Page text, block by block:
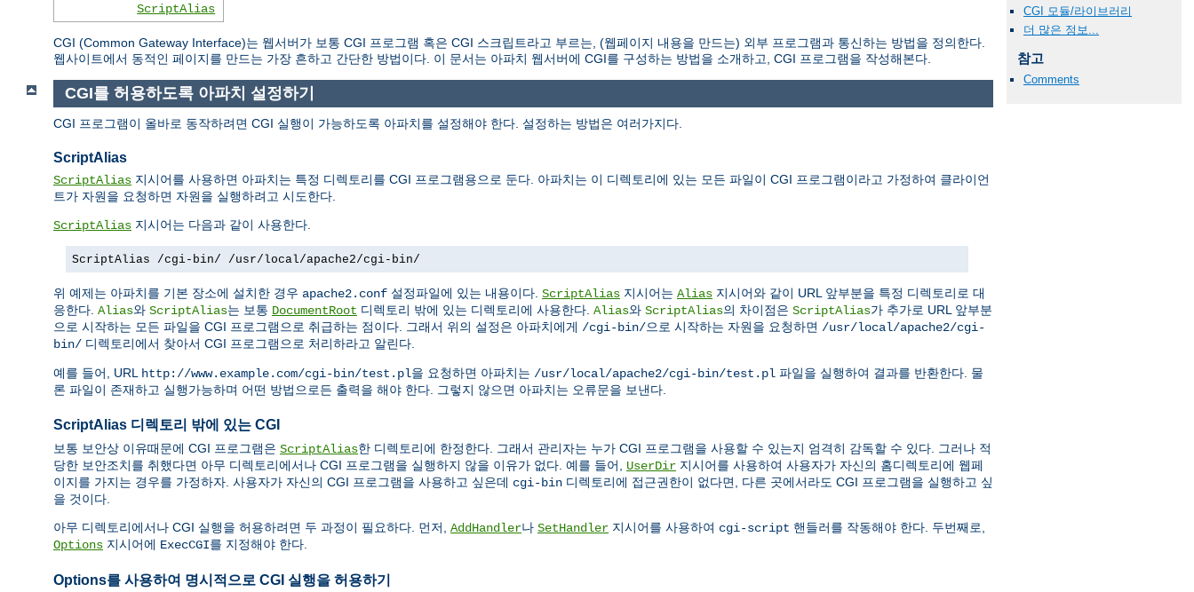
CGI 모듈/라이브러리
더 많은 정보...
참고
Comments
ScriptAlias
CGI (Common Gateway Interface)는 웹서버가 보통 CGI 프로그램 혹은 CGI 스크립트라고 부르는, (웹페이지 내용을 만드는) 외부 프로그램과 통신하는 방법을 정의한다.
웹사이트에서 동적인 페이지를 만드는 가장 흔하고 간단한 방법이다. 이 문서는 아파치 웹서버에 CGI를 구성하는 방법을 소개하고, CGI 프로그램을 작성해본다.
CGI를 허용하도록 아파치 설정하기
CGI 프로그램이 올바로 동작하려면 CGI 실행이 가능하도록 아파치를 설정해야 한다. 설정하는 방법은 여러가지다.
ScriptAlias
ScriptAlias 지시어를 사용하면 아파치는 특정 디렉토리를 CGI 프로그램용으로 둔다. 아파치는 이 디렉토리에 있는 모든 파일이 CGI 프로그램이라고 가정하여 클라이언
트가 자원을 요청하면 자원을 실행하려고 시도한다.
ScriptAlias 지시어는 다음과 같이 사용한다.
ScriptAlias /cgi-bin/ /usr/local/apache2/cgi-bin/
위 예제는 아파치를 기본 장소에 설치한 경우 apache2.conf 설정파일에 있는 내용이다. ScriptAlias 지시어는 Alias 지시어와 같이 URL 앞부분을 특정 디렉토리로 대
응한다. Alias와 ScriptAlias는 보통 DocumentRoot 디렉토리 밖에 있는 디렉토리에 사용한다. Alias와 ScriptAlias의 차이점은 ScriptAlias가 추가로 URL 앞부분
으로 시작하는 모든 파일을 CGI 프로그램으로 취급하는 점이다. 그래서 위의 설정은 아파치에게 /cgi-bin/으로 시작하는 자원을 요청하면 /usr/local/apache2/cgi-
bin/ 디렉토리에서 찾아서 CGI 프로그램으로 처리하라고 알린다.
예를 들어, URL http://www.example.com/cgi-bin/test.pl을 요청하면 아파치는 /usr/local/apache2/cgi-bin/test.pl 파일을 실행하여 결과를 반환한다. 물
론 파일이 존재하고 실행가능하며 어떤 방법으로든 출력을 해야 한다. 그렇지 않으면 아파치는 오류문을 보낸다.
ScriptAlias 디렉토리 밖에 있는 CGI
보통 보안상 이유때문에 CGI 프로그램은 ScriptAlias한 디렉토리에 한정한다. 그래서 관리자는 누가 CGI 프로그램을 사용할 수 있는지 엄격히 감독할 수 있다. 그러나 적
당한 보안조치를 취했다면 아무 디렉토리에서나 CGI 프로그램을 실행하지 않을 이유가 없다. 예를 들어, UserDir 지시어를 사용하여 사용자가 자신의 홈디렉토리에 웹페
이지를 가지는 경우를 가정하자. 사용자가 자신의 CGI 프로그램을 사용하고 싶은데 cgi-bin 디렉토리에 접근권한이 없다면, 다른 곳에서라도 CGI 프로그램을 실행하고 싶
을 것이다.
아무 디렉토리에서나 CGI 실행을 허용하려면 두 과정이 필요하다. 먼저, AddHandler나 SetHandler 지시어를 사용하여 cgi-script 핸들러를 작동해야 한다. 두번째로,
Options 지시어에 ExecCGI를 지정해야 한다.
Options를 사용하여 명시적으로 CGI 실행을 허용하기